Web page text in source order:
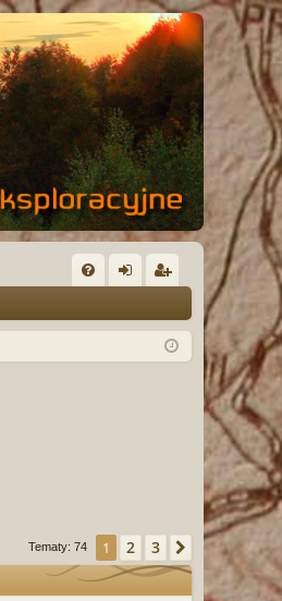
Q og ej
Tematy: 74 1 2 3 Następna